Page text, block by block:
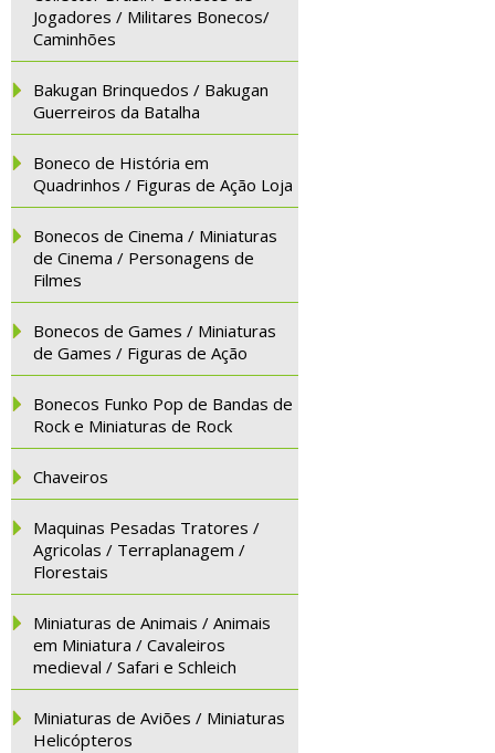
Jogadores / Militares Bonecos/
Caminhões
Bakugan Brinquedos / Bakugan
Guerreiros da Batalha
Boneco de História em
Quadrinhos / Figuras de Ação Loja
Bonecos de Cinema / Miniaturas
de Cinema / Personagens de
Filmes
Bonecos de Games / Miniaturas
de Games / Figuras de Ação
Bonecos Funko Pop de Bandas de
Rock e Miniaturas de Rock
Chaveiros
Maquinas Pesadas Tratores /
Agricolas / Terraplanagem /
Florestais
Miniaturas de Animais / Animais
em Miniatura / Cavaleiros
medieval / Safari e Schleich
Miniaturas de Aviões / Miniaturas
Helicópteros